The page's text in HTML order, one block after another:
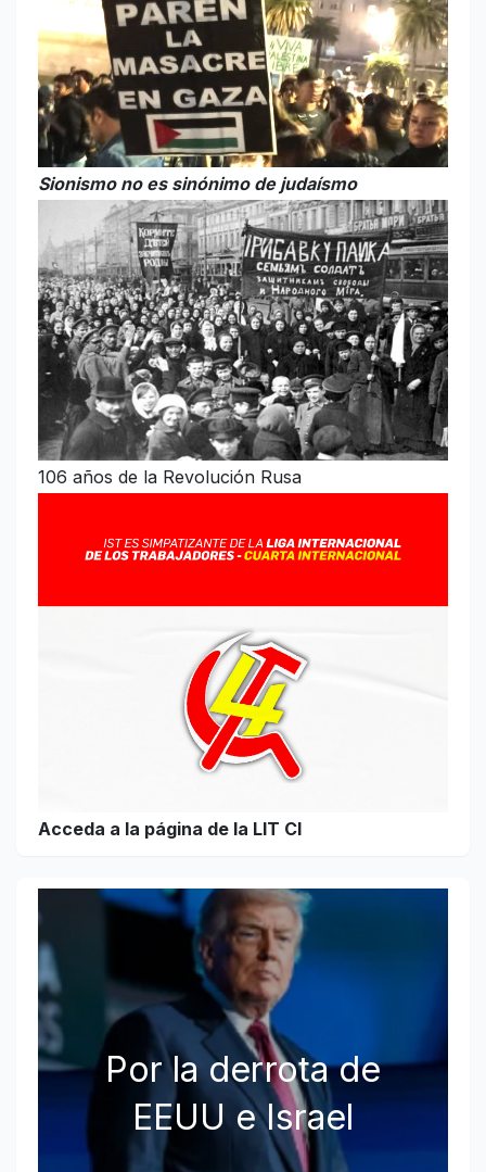
Sionismo no es sinónimo de judaísmo
106 años de la Revolución Rusa
Acceda a la página de la LIT CI
Por la derrota de
EEUU e Israel